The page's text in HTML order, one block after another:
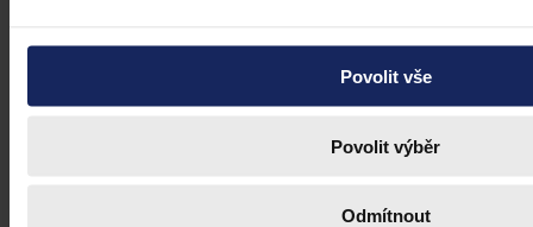
Povolit vše
Povolit výběr
Odmítnout